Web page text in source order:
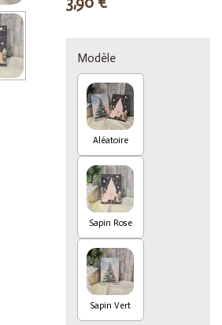
Modèle
Aléatoire
Sapin Rose
Sapin Vert